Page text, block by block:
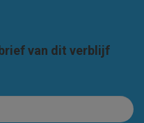
van dit verblijf